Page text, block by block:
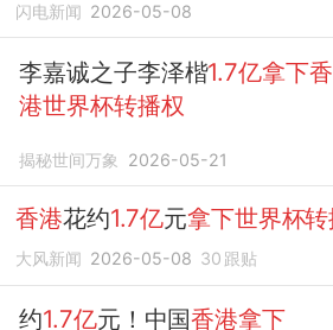
闪电新闻 2026-05-08
李嘉诚之子李泽楷1.7亿拿下香
港世界杯转播权
揭秘世间万象 2026-05-21
香港花约1.7亿元拿下世界杯转
大风新闻 2026-05-08 30 跟贴
约1.7亿元！中国香港拿下